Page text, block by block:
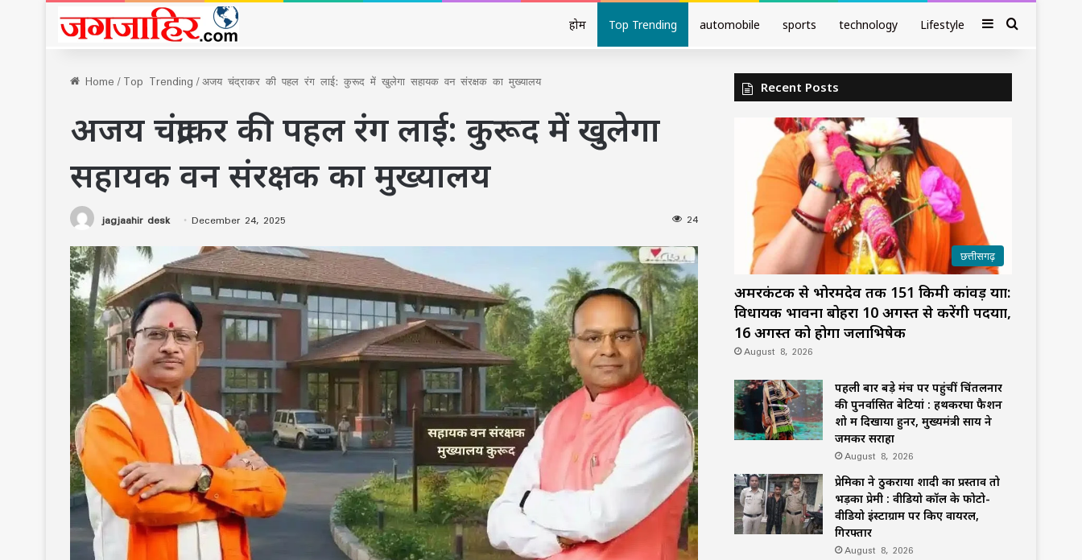
होम Top Trending automobile sports technology Lifestyle SidebarSearch
Home/Top Trending/अजय चंद्राकर की पहल रंग लाई: कुरूद में खुलेगा सहायक वन संरक्षक का मुख्यालय
अजय चंद्राकर की पहल रंग लाई: कुरूद में खुलेगा
सहायक वन संरक्षक का मुख्यालय
jagjaahir desk December 24, 2025 24
Recent Posts
छत्तीसगढ़
अमरकंटक से भोरमदेव तक 151 किमी कांवड़ यात्रा:
विधायक भावना बोहरा 10 अगस्त से करेंगी पदयात्रा,
16 अगस्त को होगा जलाभिषेक
August 8, 2026
पहली बार बड़े मंच पर पहुंचीं चिंतलनार
की पुनर्वासित बेटियां : हथकरघा फैशन
शो में दिखाया हुनर, मुख्यमंत्री साय ने
जमकर सराहा
August 8, 2026
प्रेमिका ने ठुकराया शादी का प्रस्ताव तो
भड़का प्रेमी : वीडियो कॉल के फोटो-
वीडियो इंस्टाग्राम पर किए वायरल,
गिरफ्तार
August 8, 2026